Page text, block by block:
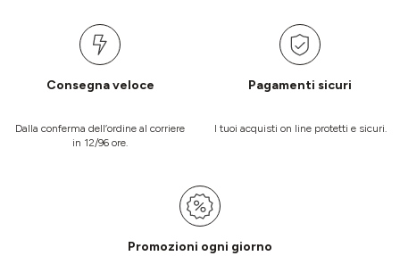
Consegna veloce
Dalla conferma dell’ordine al corriere
in 12/96 ore.
Pagamenti sicuri
I tuoi acquisti on line protetti e sicuri.
Promozioni ogni giorno